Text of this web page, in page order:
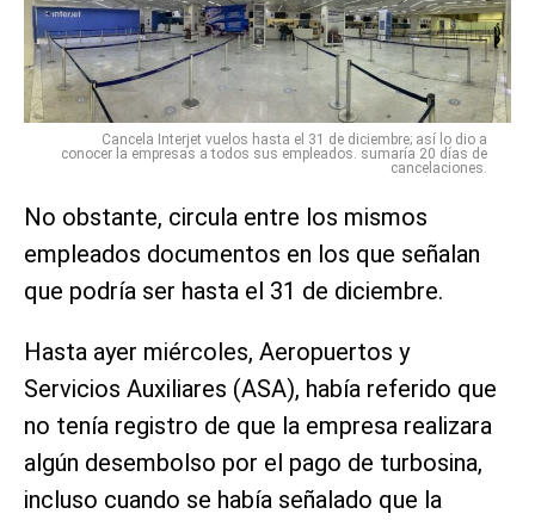
Cancela Interjet vuelos hasta el 31 de diciembre; así lo dio a
conocer la empresas a todos sus empleados. sumaría 20 días de
cancelaciones.
No obstante, circula entre los mismos
empleados documentos en los que señalan
que podría ser hasta el 31 de diciembre.
Hasta ayer miércoles, Aeropuertos y
Servicios Auxiliares (ASA), había referido que
no tenía registro de que la empresa realizara
algún desembolso por el pago de turbosina,
incluso cuando se había señalado que la